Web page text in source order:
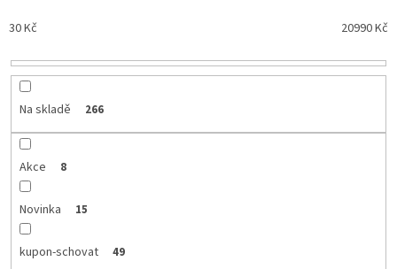
30Kč 20990Kč
Na skladě 266
Akce 8
Novinka 15
kupon-schovat 49